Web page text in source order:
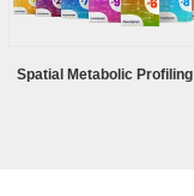
Spatial Metabolic Profiling